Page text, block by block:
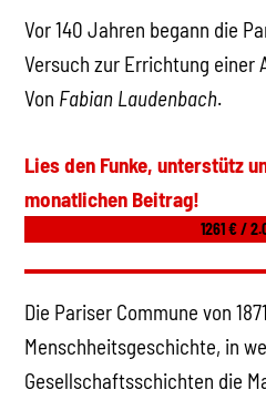
Vor 140 Jahren begann die
Versuch zur Errichtung
Von Fabian Laudenbach.
Lies den Funke, unterstütz
monatlichen Beitrag!
1261 € /
Die Pariser Commune von
Menschheitsgeschichte, in
Gesellschaftsschichten die